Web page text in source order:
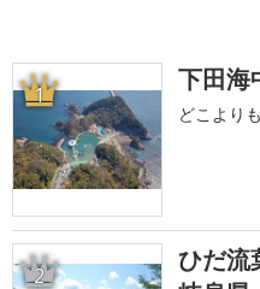
1 下田海
どこより
2
ひだ流